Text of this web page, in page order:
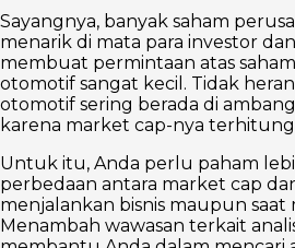
Sayangnya, banyak saham
menarik di mata para investor
membuat permintaan atas
otomotif sangat kecil. Tidak
otomotif sering berada di
karena market cap-nya
Untuk itu, Anda perlu paham
perbedaan antara market cap
menjalankan bisnis maupun saat
Menambah wawasan terkait